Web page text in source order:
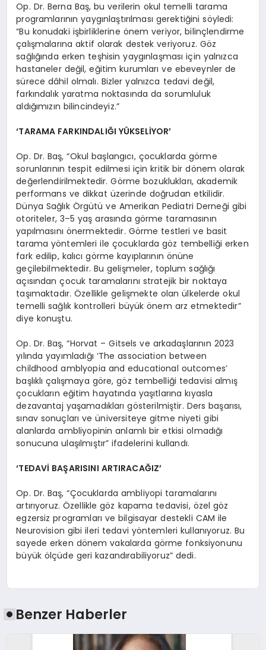
Op. Dr. Berna Baş, bu verilerin okul temelli tarama
programlarının yaygınlaştırılması gerektiğini söyledi:
“Bu konudaki işbirliklerine önem veriyor, bilinçlendirme
çalışmalarına aktif olarak destek veriyoruz. Göz
sağlığında erken teşhisin yaygınlaşması için yalnızca
hastaneler değil, eğitim kurumları ve ebeveynler de
sürece dâhil olmalı. Bizler yalnızca tedavi değil,
farkındalık yaratma noktasında da sorumluluk
aldığımızın bilincindeyiz.”
‘TARAMA FARKINDALIĞI YÜKSELİYOR’
Op. Dr. Baş, “Okul başlangıcı, çocuklarda görme
sorunlarının tespit edilmesi için kritik bir dönem olarak
değerlendirilmektedir. Görme bozuklukları, akademik
performans ve dikkat üzerinde doğrudan etkilidir.
Dünya Sağlık Örgütü ve Amerikan Pediatri Derneği gibi
otoriteler, 3–5 yaş arasında görme taramasının
yapılmasını önermektedir. Görme testleri ve basit
tarama yöntemleri ile çocuklarda göz tembelliği erken
fark edilip, kalıcı görme kayıplarının önüne
geçilebilmektedir. Bu gelişmeler, toplum sağlığı
açısından çocuk taramalarını stratejik bir noktaya
taşımaktadır. Özellikle gelişmekte olan ülkelerde okul
temelli sağlık kontrolleri büyük önem arz etmektedir”
diye konuştu.
Op. Dr. Baş, “Horvat – Gitsels ve arkadaşlarının 2023
yılında yayımladığı ‘The association between
childhood amblyopia and educational outcomes’
başlıklı çalışmaya göre, göz tembelliği tedavisi almış
çocukların eğitim hayatında yaşıtlarına kıyasla
dezavantaj yaşamadıkları gösterilmiştir. Ders başarısı,
sınav sonuçları ve üniversiteye gitme niyeti gibi
alanlarda ambliyopinin anlamlı bir etkisi olmadığı
sonucuna ulaşılmıştır” ifadelerini kullandı.
‘TEDAVİ BAŞARISINI ARTIRACAĞIZ’
Op. Dr. Baş, “Çocuklarda ambliyopi taramalarını
artırıyoruz. Özellikle göz kapama tedavisi, özel göz
egzersiz programları ve bilgisayar destekli CAM ile
Neurovision gibi ileri tedavi yöntemleri kullanıyoruz. Bu
sayede erken dönem vakalarda görme fonksiyonunu
büyük ölçüde geri kazandırabiliyoruz” dedi.
Benzer Haberler